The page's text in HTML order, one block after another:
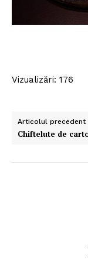
Vizualizări: 176
Articolul precedent
Chiftelute de